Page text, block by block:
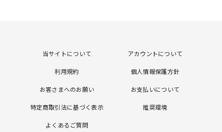
当サイトについて アカウントについて
利用規約 個人情報保護方針
お客さまへのお願い お支払いについて
特定商取引法に基づく表示 推奨環境
よくあるご質問